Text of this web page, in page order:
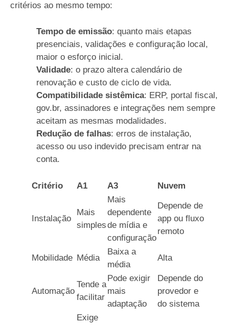
critérios ao mesmo tempo:
Tempo de emissão: quanto mais etapas
presenciais, validações e configuração local,
maior o esforço inicial.
Validade: o prazo altera calendário de
renovação e custo de ciclo de vida.
Compatibilidade sistêmica: ERP, portal fiscal,
gov.br, assinadores e integrações nem sempre
aceitam as mesmas modalidades.
Redução de falhas: erros de instalação,
acesso ou uso indevido precisam entrar na
conta.
Critério A1 A3 Nuvem
Instalação
Mais
simples
Mais
dependente
de mídia e
configuração
Depende de
app ou fluxo
remoto
Mobilidade Média
Baixa a
média
Alta
Automação
Tende a
facilitar
Pode exigir
mais
adaptação
Depende do
provedor e
do sistema
Exige